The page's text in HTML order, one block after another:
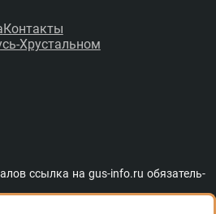
Контакты
Хрустальном
ссыл­ка наgus-info.ru обя­за­тель­